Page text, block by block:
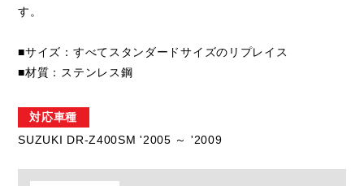
す。
■サイズ：すべてスタンダードサイズのリプレイス
■材質：ステンレス鋼
対応車種
SUZUKI DR-Z400SM '2005 ～ '2009